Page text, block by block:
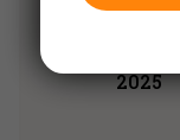
Rosapasso
2025